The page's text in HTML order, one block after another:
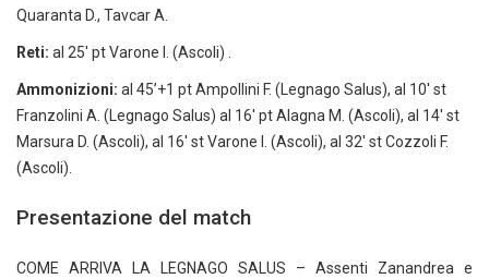
Quaranta D., Tavcar A.
Reti: al 25′ pt Varone I. (Ascoli) .
Ammonizioni: al 45’+1 pt Ampollini F. (Legnago Salus), al 10′ st
Franzolini A. (Legnago Salus) al 16′ pt Alagna M. (Ascoli), al 14′ st
Marsura D. (Ascoli), al 16′ st Varone I. (Ascoli), al 32′ st Cozzoli F.
(Ascoli).
Presentazione del match
COME ARRIVA LA LEGNAGO SALUS – Assenti Zanandrea e